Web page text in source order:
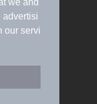
we and
advertisi
our servi
規約
プ
採用情報